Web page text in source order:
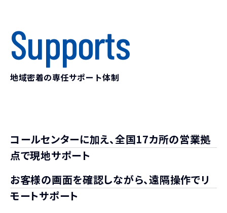
Supports
地域密着の専任サポート体制
コールセンターに加え、全国17カ所の営業拠
点で現地サポート
お客様の画面を確認しながら、遠隔操作でリ
モートサポート